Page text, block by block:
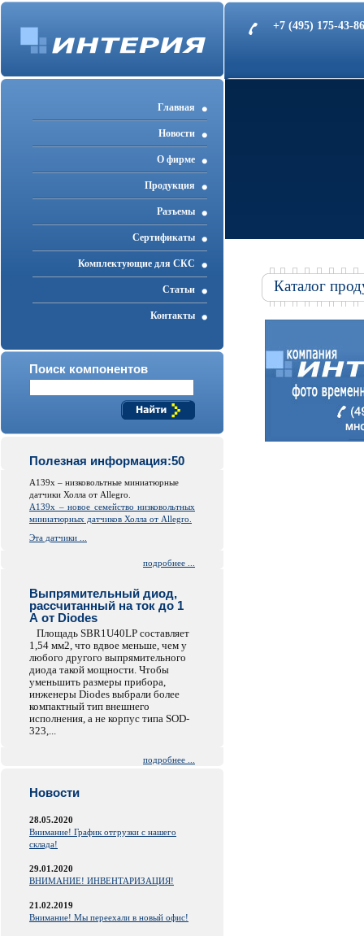
+7 (495) 175-43-
Главная
Новости
О фирме
Продукция
Разъемы
Cертификаты
Комплектующие для СКС
Статьи
Контакты
Поиск компонентов
Полезная информация:50
A139x – низковольтные миниатюрные
датчики Холла от Allegro.
A139x – новое семейство низковольтных
миниатюрных датчиков Холла от Allegro.
Эта датчики ...
подробнее ...
Выпрямительный диод,
рассчитанный на ток до 1
А от Diodes
Площадь SBR1U40LP составляет
1,54 мм2, что вдвое меньше, чем у
любого другого выпрямительного
диода такой мощности. Чтобы
уменьшить размеры прибора,
инженеры Diodes выбрали более
компактный тип внешнего
исполнения, а не корпус типа SOD-
323,...
подробнее ...
Новости
28.05.2020
Внимание! График отгрузки с нашего
склада!
29.01.2020
ВНИМАНИЕ! ИНВЕНТАРИЗАЦИЯ!
21.02.2019
Внимание! Мы переехали в новый офис!
Каталог